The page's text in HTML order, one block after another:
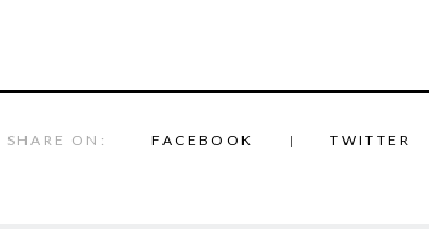
SHARE ON: FACEBOOK TWITTER